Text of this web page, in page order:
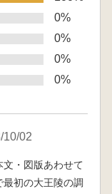
0%
0%
0%
0%
10/02
・図版あわせて
初の大王陵の調